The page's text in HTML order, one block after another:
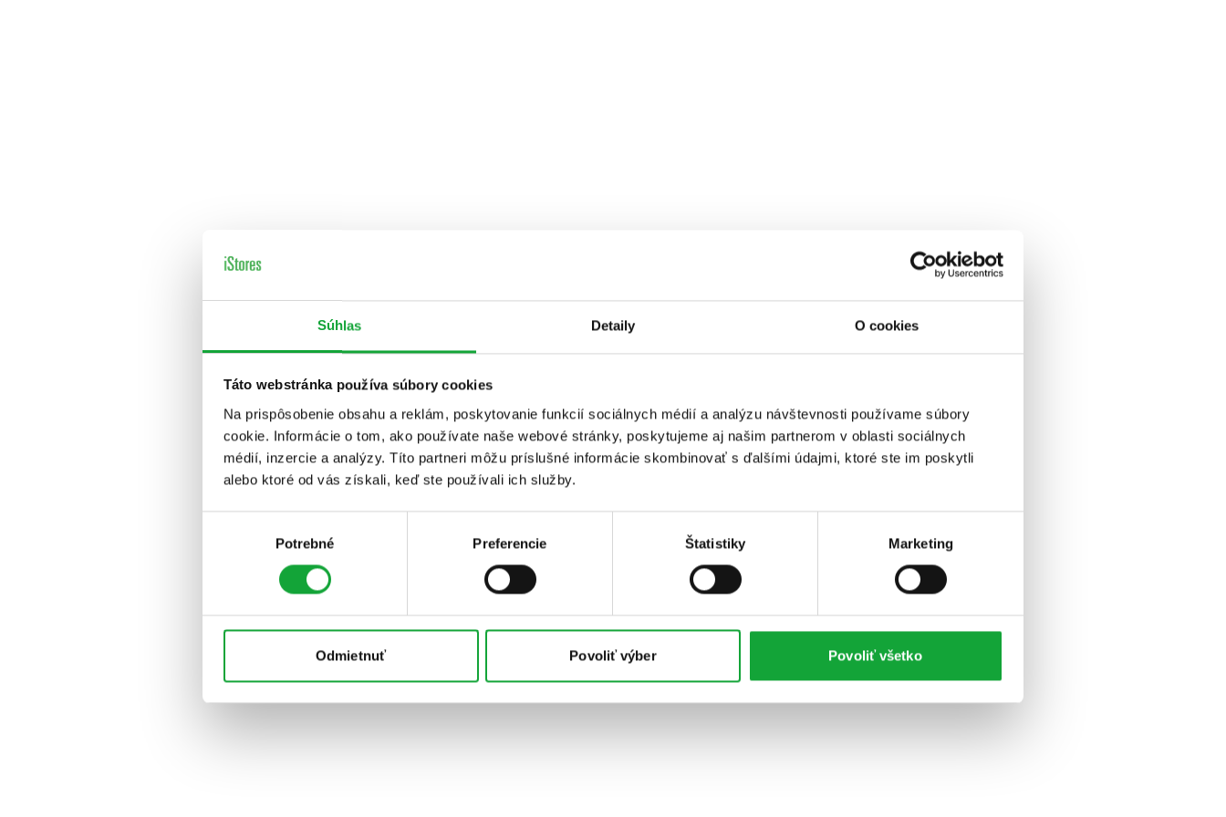
Súhlas Detaily O cookies
Táto webstránka používa súbory cookies
Na prispôsobenie obsahu a reklám, poskytovanie funkcií sociálnych médií a analýzu návštevnosti používame súbory
cookie. Informácie o tom, ako používate naše webové stránky, poskytujeme aj našim partnerom v oblasti sociálnych
médií, inzercie a analýzy. Títo partneri môžu príslušné informácie skombinovať s ďalšími údajmi, ktoré ste im poskytli
alebo ktoré od vás získali, keď ste používali ich služby.
Potrebné Preferencie Štatistiky Marketing
Odmietnuť Povoliť výber Povoliť všetko